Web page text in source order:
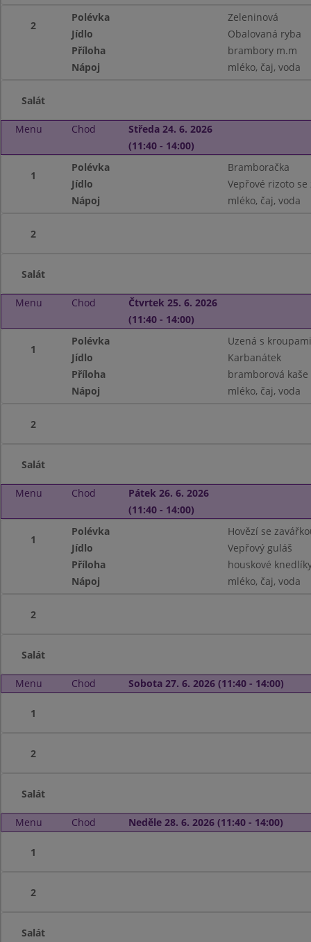
2
Polévka
Zeleninová
Jídlo
Obalovaná ryba
Příloha
brambory m.m
Nápoj
mléko, čaj, voda
Salát
Menu Chod
Středa 24. 6. 2026
(11:40 - 14:00)
1
Polévka
Bramboračka
Jídlo
Vepřové rizoto
Nápoj
mléko, čaj, voda
2
Salát
Menu Chod
Čtvrtek 25. 6. 2026
(11:40 - 14:00)
1
Polévka
Uzená s kroupami
Jídlo
Karbanátek
Příloha
bramborová
Nápoj
mléko, čaj, voda
2
Salát
Menu Chod
Pátek 26. 6. 2026
(11:40 - 14:00)
1
Polévka
Hovězí se
Jídlo
Vepřový guláš
Příloha
houskové
Nápoj
mléko, čaj, voda
2
Salát
Menu Chod Sobota 27. 6. 2026 (11:40 - 14:00)
1
2
Salát
Menu Chod Neděle 28. 6. 2026 (11:40 - 14:00)
1
2
Salát